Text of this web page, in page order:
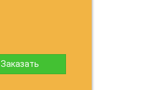
Заказать